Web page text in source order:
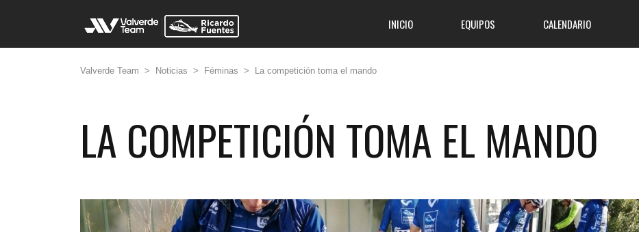
INICIO EQUIPOS CALENDARIO
Valverde Team > Noticias > Féminas > La competición toma el mando
LA COMPETICIÓN TOMA EL MANDO